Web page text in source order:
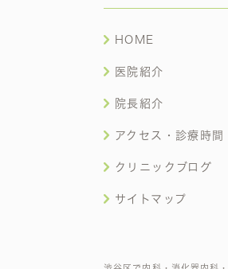
HOME
医院紹介
院長紹介
アクセス・診療時間
クリニックブログ
サイトマップ